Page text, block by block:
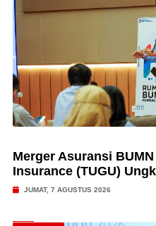
Merger Asuransi
Insurance (TUGU)
JUMAT, 7 AGUSTUS 2026